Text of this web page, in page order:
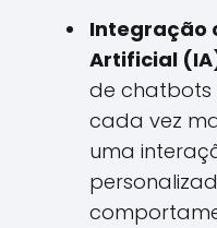
Integração
Artificial
de chatbots
cada vez
uma